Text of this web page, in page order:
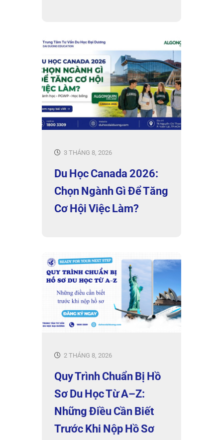
3 THÁNG 8, 2026
Du Học Canada 2026:
Chọn Ngành Gì Để Tăng
Cơ Hội Việc Làm?
2 THÁNG 8, 2026
Quy Trình Chuẩn Bị Hồ
Sơ Du Học Từ A–Z:
Những Điều Cần Biết
Trước Khi Nộp Hồ Sơ